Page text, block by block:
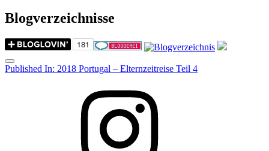
Blogverzeichnisse
Menu
Post
Published In: 2018 Portugal – Elternzeitreise Teil 4